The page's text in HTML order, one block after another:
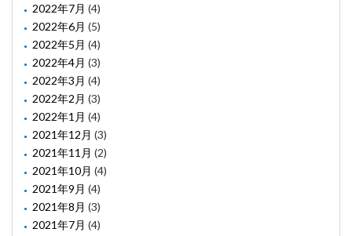
2022年7月 (4)
2022年6月 (5)
2022年5月 (4)
2022年4月 (3)
2022年3月 (4)
2022年2月 (3)
2022年1月 (4)
2021年12月 (3)
2021年11月 (2)
2021年10月 (4)
2021年9月 (4)
2021年8月 (3)
2021年7月 (4)